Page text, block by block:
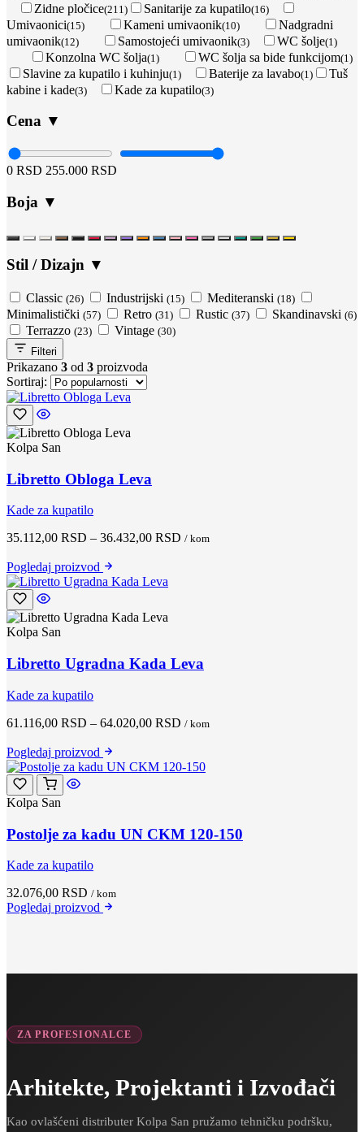
Zidne pločice(211) Sanitarije za kupatilo(16)
Umivaonici(15) Kameni umivaonik(10)
Nadgradni
umivaonik(12) Samostojeći umivaonik(3) WC šolje(1)
Konzolna WC šolja(1) WC šolja sa bide funkcijom(1)
Slavine za kupatilo i kuhinju(1) Baterije za lavabo(1)
Tuš
kabine i kade(3) Kade za kupatilo(3)
Cena ▼
0 RSD 255.000 RSD
Boja ▼
Stil / Dizajn ▼
Classic (26) Industrijski (15) Mediteranski (18)
Minimalistički (57) Retro (31) Rustic (37) Skandinavski (6)
Terrazzo (23) Vintage (30)
Filteri
Prikazano 3 od 3 proizvoda
Sortiraj:
Kolpa San
Libretto Obloga Leva
Kade za kupatilo
35.112,00 RSD – 36.432,00 RSD / kom
Pogledaj proizvod
Kolpa San
Libretto Ugradna Kada Leva
Kade za kupatilo
61.116,00 RSD – 64.020,00 RSD / kom
Pogledaj proizvod
Kolpa San
Postolje za kadu UN CKM 120-150
Kade za kupatilo
32.076,00 RSD / kom
Pogledaj proizvod
ZA PROFESIONALCE
Arhitekte, Projektanti i Izvođači
Kao ovlašćeni distributer Kolpa San pružamo tehničku podršku,